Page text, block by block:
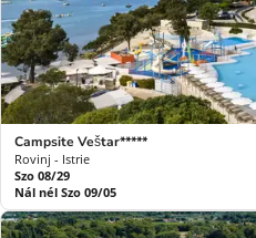
Campsite Veštar*****
Rovinj - Istrie
Szo 08/29
Nál nél Szo 09/05